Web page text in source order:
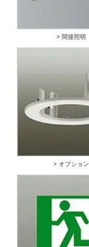
> 間接照明
> オプション